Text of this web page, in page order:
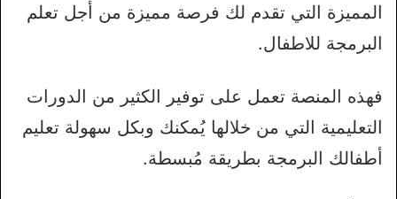
المميزة التي تقدم لك فرصة مميزة من أجل تعلم
البرمجة للاطفال.
فهذه المنصة تعمل على توفير الكثير من الدورات
التعليمية التي من خلالها يُمكنك وبكل سهولة تعليم
أطفالك البرمجة بطريقة مُبسطة.